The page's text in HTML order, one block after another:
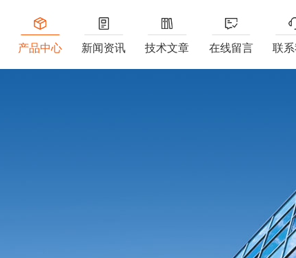
产品中心 新闻资讯 技术文章 在线留言 联